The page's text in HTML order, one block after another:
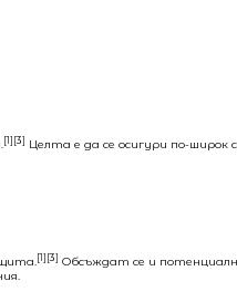
[1][3] Целта е да се осигури по-
[1][3] Обсъждат се и